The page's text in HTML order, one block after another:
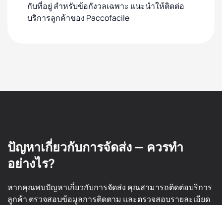
กับที่อยู่ สำหรับข้อกังวลเฉพาะ แนะนำให้ติดต่อ
บริการลูกค้าของ Paccofacile
ปัญหาเกี่ยวกับการจัดส่ง — ควรทำ
อย่างไร?
หากคุณพบปัญหาเกี่ยวกับการจัดส่ง คุณสามารถติดต่อบริการ
ลูกค้า ตรวจสอบข้อมูลการติดตาม และตรวจสอบรายละเอียด